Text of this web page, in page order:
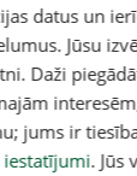
datus un
Jūsu
Daži
jums ir
iestatījumi. Jūs